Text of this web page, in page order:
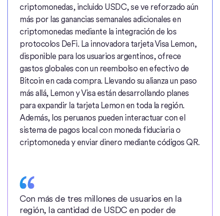
criptomonedas, incluido USDC, se ve reforzado aún
más por las ganancias semanales adicionales en
criptomonedas mediante la integración de los
protocolos DeFi. La innovadora tarjeta Visa Lemon,
disponible para los usuarios argentinos, ofrece
gastos globales con un reembolso en efectivo de
Bitcoin en cada compra. Llevando su alianza un paso
más allá, Lemon y Visa están desarrollando planes
para expandir la tarjeta Lemon en toda la región.
Además, los peruanos pueden interactuar con el
sistema de pagos local con moneda fiduciaria o
criptomoneda y enviar dinero mediante códigos QR.
Con más de tres millones de usuarios en la
región, la cantidad de USDC en poder de